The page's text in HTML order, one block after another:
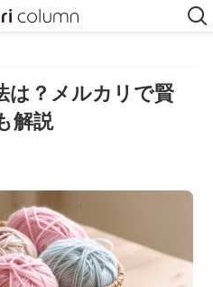
は？メルカリで賢
解説